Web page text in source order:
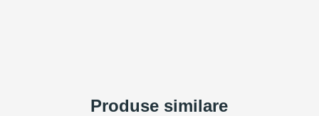
Produse similare